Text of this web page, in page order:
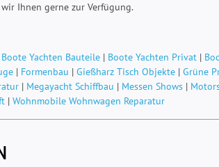
Ihnen gerne zur Verfügung.
Boote Yachten Bauteile | Boote Yachten Privat |
| Formenbau | Gießharz Tisch Objekte | Grüne
| Megayacht Schiffbau | Messen Shows |
| Wohnmobile Wohnwagen Reparatur